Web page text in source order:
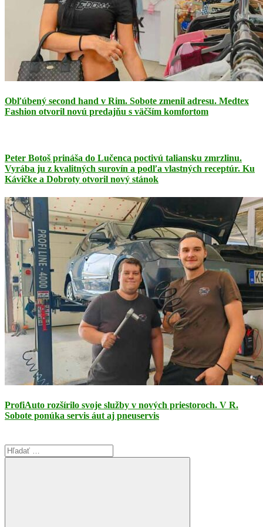
Obľúbený second hand v Rim. Sobote zmenil adresu. Medtex
Fashion otvoril novú predajňu s väčším komfortom
Peter Botoš prináša do Lučenca poctivú taliansku zmrzlinu.
Vyrába ju z kvalitných surovín a podľa vlastných receptúr. Ku
Kávičke a Dobroty otvoril nový stánok
ProfiAuto rozšírilo svoje služby v nových priestoroch. V R.
Sobote ponúka servis áut aj pneuservis
Search
for: